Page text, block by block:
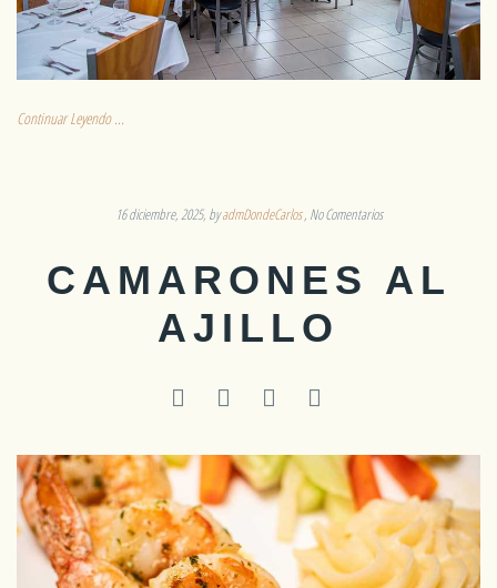
Continuar Leyendo ...
16 diciembre, 2025 byadmDondeCarlos No Comentarios
CAMARONES AL
AJILLO